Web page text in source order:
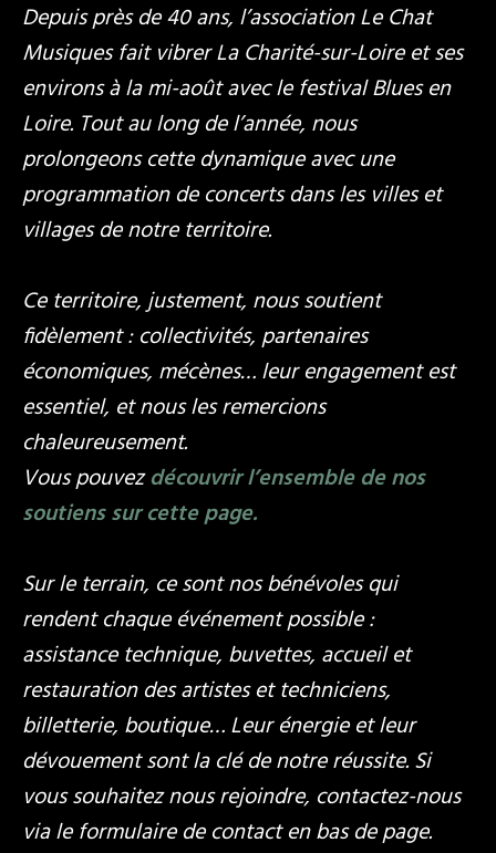
Depuis près de 40 ans, l’association Le Chat
Musiques fait vibrer La Charité-sur-Loire et ses
environs à la mi-août avec le festival Blues en
Loire. Tout au long de l’année, nous
prolongeons cette dynamique avec une
programmation de concerts dans les villes et
villages de notre territoire.
Ce territoire, justement, nous soutient
fidèlement : collectivités, partenaires
économiques, mécènes… leur engagement est
essentiel, et nous les remercions
chaleureusement.
Vous pouvezdécouvrir l’ensemble de nos
soutiens sur cette page.
Sur le terrain, ce sont nos bénévoles qui
rendent chaque événement possible :
assistance technique, buvettes, accueil et
restauration des artistes et techniciens,
billetterie, boutique… Leur énergie et leur
dévouement sont la clé de notre réussite. Si
vous souhaitez nous rejoindre, contactez-nous
via le formulaire de contact en bas de page.